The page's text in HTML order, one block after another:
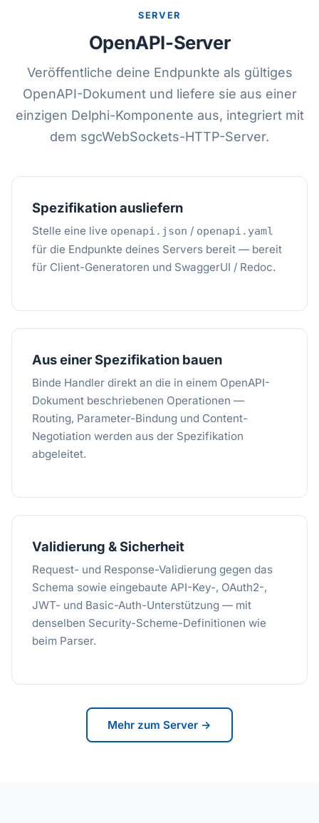
SERVER
OpenAPI-Server
Veröffentliche deine Endpunkte als gültiges
OpenAPI-Dokument und liefere sie aus einer
einzigen Delphi-Komponente aus, integriert mit
dem sgcWebSockets-HTTP-Server.
Spezifikation ausliefern
Stelle eine live openapi.json / openapi.yaml
für die Endpunkte deines Servers bereit — bereit
für Client-Generatoren und SwaggerUI / Redoc.
Aus einer Spezifikation bauen
Binde Handler direkt an die in einem OpenAPI-
Dokument beschriebenen Operationen —
Routing, Parameter-Bindung und Content-
Negotiation werden aus der Spezifikation
abgeleitet.
Validierung & Sicherheit
Request- und Response-Validierung gegen das
Schema sowie eingebaute API-Key-, OAuth2-,
JWT- und Basic-Auth-Unterstützung — mit
denselben Security-Scheme-Definitionen wie
beim Parser.
Mehr zum Server →